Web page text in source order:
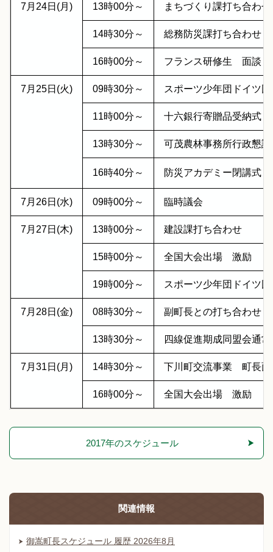
7月24日(月) 13時00分～ まちづくり課打ち合わせ
14時30分～ 総務防災課打ち合わせ
16時00分～ フランス研修生 面談
7月25日(火) 09時30分～ スポーツ少年団ドイツ
11時00分～ 十六銀行寄贈品受納式
13時30分～ 可茂農林事務所行政懇
16時40分～ 防災アカデミー閉講式
7月26日(水) 09時00分～ 臨時議会
7月27日(木) 13時00分～ 建設課打ち合わせ
15時00分～ 全国大会出場 激励
19時00分～ スポーツ少年団ドイツ
7月28日(金) 08時30分～ 副町長との打ち合わせ
13時30分～ 四線促進期成同盟会通
7月31日(月) 14時30分～ 下川町交流事業 町長
16時00分～ 全国大会出場 激励
2017年のスケジュール
関連情報
御嵩町長スケジュール 履歴 2026年8月